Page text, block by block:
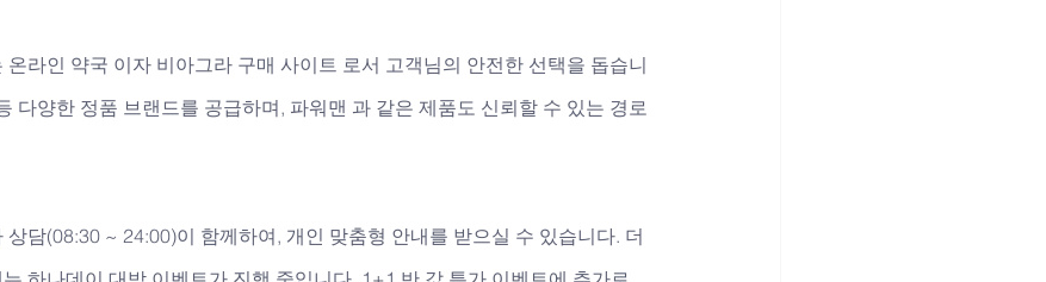
라인 약국 이자 비아그라 구매 사이트 로서 고객님의 안전한 선택을 돕습니
다양한 정품 브랜드를 공급하며, 파워맨 과 같은 제품도 신뢰할 수 있는 경로
담(08:30 ~ 24:00)이 함께하여, 개인 맞춤형 안내를 받으실 수 있습니다. 더